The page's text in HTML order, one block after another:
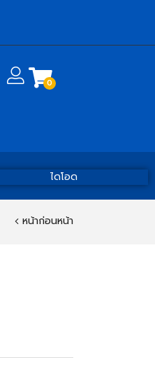
0
ไดโอด
หน้าก่อนหน้า